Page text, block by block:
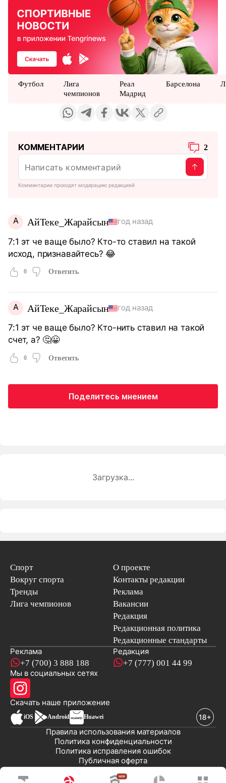
Футбол
Лига
чемпионов
Реал
Мадрид
Барселона
КОММЕНТАРИИ 2
Комментарии проходят модерацию редакцией
А АйТеке_Жарайсын год назад
7:1 эт че ваще было? Кто-то ставил на такой
исход, признавайтесь? 😂
0 Ответить
А АйТеке_Жарайсын год назад
7:1 эт че ваще было? Кто-нить ставил на такой
счет, а? 🤔😀
0 Ответить
Поделитесь мнением
Загрузка...
Спорт
Вокруг спорта
Тренды
Лига чемпионов
О проекте
Контакты редакции
Реклама
Вакансии
Редакция
Редакционная политика
Редакционные стандарты
Реклама
+7 (700) 3 888 188
Редакция
+7 (777) 001 44 99
Мы в социальных сетях
Скачать наше приложениеновостей
iOS Android Huawei
Публичная оферта
Политика исправления ошибок
Политика конфиденциальности
Правила использования материалов